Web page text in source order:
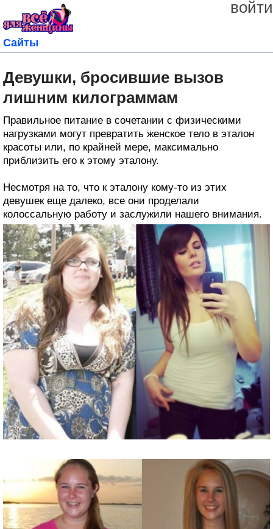
войти
Сайты
Девушки, бросившие вызов
лишним килограммам
Правильное питание в сочетании с физическими
нагрузками могут превратить женское тело в эталон
красоты или, по крайней мере, максимально
приблизить его к этому эталону.
Несмотря на то, что к эталону кому-то из этих
девушек еще далеко, все они проделали
колоссальную работу и заслужили нашего внимания.